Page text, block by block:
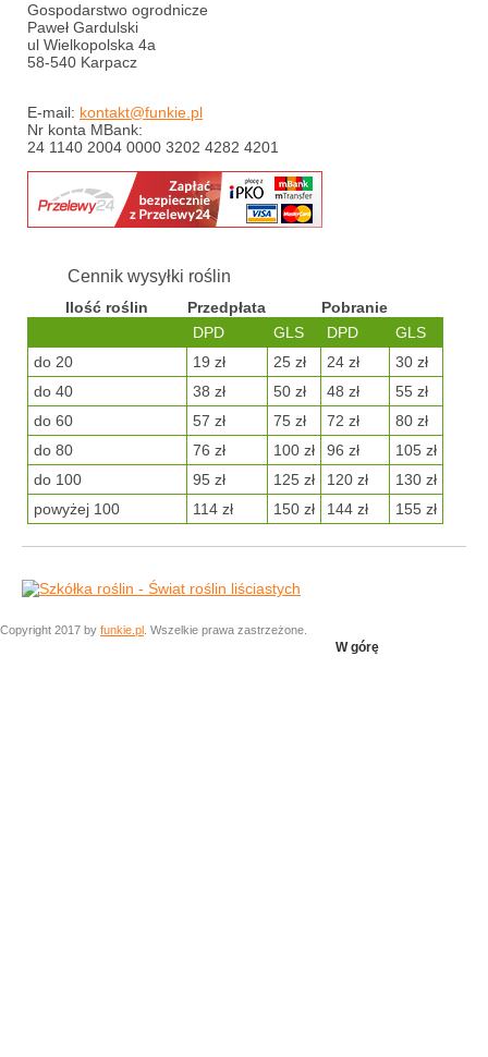
Gospodarstwo ogrodnicze
Paweł Gardulski
ul Wielkopolska 4a
58-540 Karpacz
E-mail: kontakt@funkie.pl
Nr konta MBank:
24 1140 2004 0000 3202 4282 4201
Cennik wysyłki roślin
Ilość roślin Przedpłata
Pobranie
DPD
GLS DPD
GLS
do 20
19 zł 25 zł 24 zł
30 zł
do 40
38 zł 50 zł 48 zł
55 zł
do 60
57 zł 75 zł 72 zł
80 zł
do 80
76 zł 100 zł 96 zł
105 zł
do 100
95 zł 125 zł 120 zł
130 zł
powyżej 100
114 zł 150 zł 144 zł 155 zł
Copyright 2017 by funkie.pl . Wszelkie prawa zastrzeżone.
W górę